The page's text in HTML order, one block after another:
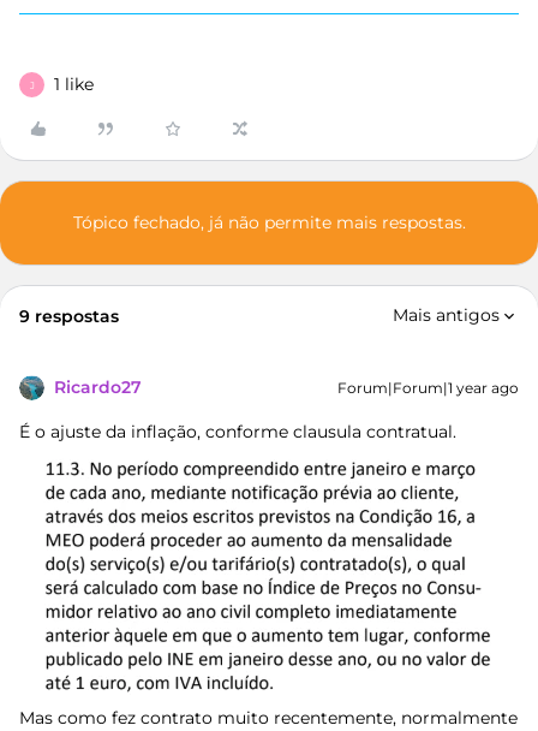
J 1 like
Tópico fechado, já não permite mais respostas.
9 respostas Mais antigos
Ricardo27 Forum|Forum|1 year ago
É o ajuste da inflação, conforme clausula contratual.
Mas como fez contrato muito recentemente, normalmente